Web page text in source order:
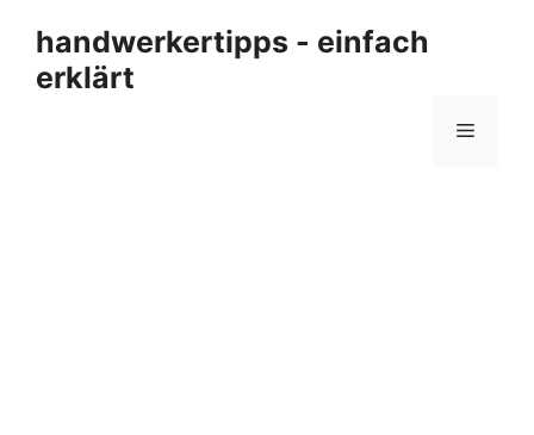
Inhalt
springen
handwerkertipps - einfach
erklärt
Menü